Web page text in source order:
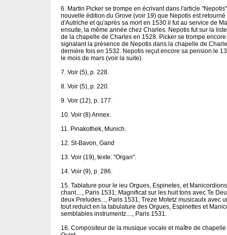
6. Martin Picker se trompe en écrivant dans l'article
nouvelle édition du Grove (voir 19) que Nepotis est
d'Autriche et qu'après sa mort en 1530 il fut au service de
ensuite, la même année chez Charles. Nepotis fut sur la
de la chapelle de Charles en 1528. Picker se trompe
signalant la présence de Nepotis dans la chapelle de
dernière fois en 1532. Nepotis reçut encore sa pension le
le mois de mars (voir la suite).
7. Voir (5), p. 228.
8. Voir (5), p. 220.
9. Voir (12), p. 177.
10. Voir (8) Annex.
11. Pinakothek, Munich.
12. St-Bavon, Gand
13. Voir (19), texte: "Organ".
14. Voir (9), p. 286.
15. Tablature pour le ieu Orgues, Espinetes, et
chant...., Paris 1531; Magnificat sur les huit tons avec Te
deux Preludes..., Paris 1531; Treze Motetz musicaulx avec
tout reduict en la tabulature des Orgues, Espinettes et
semblables instrumentz...., Paris 1531.
16. Compositeur de la musique vocale et maître de